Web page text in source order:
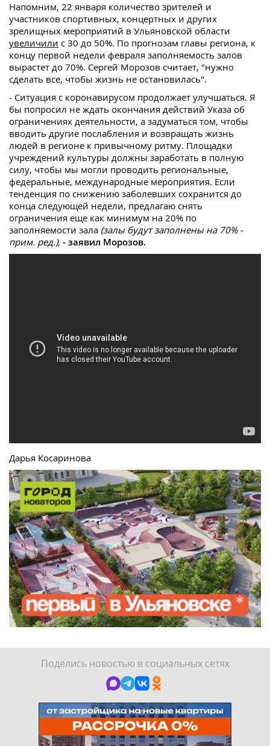
Напомним, 22 января количество зрителей и
участников спортивных, концертных и других
зрелищных мероприятий в Ульяновской области
увеличили с 30 до 50%. По прогнозам главы региона, к
концу первой недели февраля заполняемость залов
вырастет до 70%. Сергей Морозов считает, "нужно
сделать все, чтобы жизнь не остановилась".
- Ситуация с коронавирусом продолжает улучшаться. Я
бы попросил не ждать окончания действий Указа об
ограничениях деятельности, а задуматься том, чтобы
вводить другие послабления и возвращать жизнь
людей в регионе к привычному ритму. Площадки
учреждений культуры должны заработать в полную
силу, чтобы мы могли проводить региональные,
федеральные, международные мероприятия. Если
тенденция по снижению заболевших сохранится до
конца следующей недели, предлагаю снять
ограничения еще как минимум на 20% по
заполняемости зала (залы будут заполнены на 70% -
прим. ред.), - заявил Морозов.
Дарья Косаринова
Поделись новостью в социальных сетях